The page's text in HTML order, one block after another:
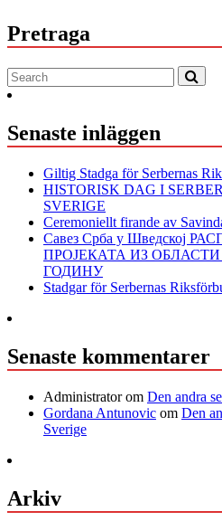
Pretraga
Senaste inläggen
Giltig Stadga för Serbernas
HISTORISK DAG I
SVERIGE
Ceremoniellt firande av
Савез Срба у Шведској
ПРОЈЕКАТА ИЗ ОБЛАСТИ
ГОДИНУ
Stadgar för Serbernas
Senaste kommentarer
Administratorom Den andra
Gordana Antunovic om Den
Sverige
Arkiv